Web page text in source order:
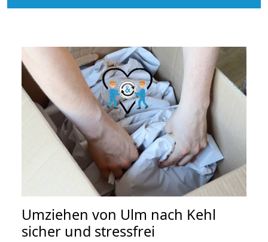
Umziehen von Ulm nach Kehl
sicher und stressfrei